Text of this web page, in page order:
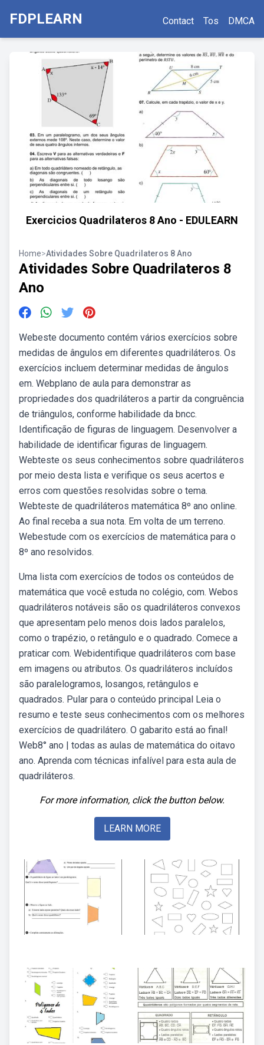
FDPLEARN Contact Tos DMCA
Exercicios Quadrilateros 8 Ano - EDULEARN
Home>Atividades Sobre Quadrilateros 8 Ano
Atividades Sobre Quadrilateros 8
Ano
Webeste documento contém vários exercícios sobre
medidas de ângulos em diferentes quadriláteros. Os
exercícios incluem determinar medidas de ângulos
em. Webplano de aula para demonstrar as
propriedades dos quadriláteros a partir da congruência
de triângulos, conforme habilidade da bncc.
Identificação de figuras de linguagem. Desenvolver a
habilidade de identificar figuras de linguagem.
Webteste os seus conhecimentos sobre quadriláteros
por meio desta lista e verifique os seus acertos e
erros com questões resolvidas sobre o tema.
Webteste de quadriláteros matemática 8º ano online.
Ao final receba a sua nota. Em volta de um terreno.
Webestude com os exercícios de matemática para o
8º ano resolvidos.
Uma lista com exercícios de todos os conteúdos de
matemática que você estuda no colégio, com. Webos
quadriláteros notáveis são os quadriláteros convexos
que apresentam pelo menos dois lados paralelos,
como o trapézio, o retângulo e o quadrado. Comece a
praticar com. Webidentifique quadriláteros com base
em imagens ou atributos. Os quadriláteros incluídos
são paralelogramos, losangos, retângulos e
quadrados. Pular para o conteúdo principal Leia o
resumo e teste seus conhecimentos com os melhores
exercícios de quadrilátero. O gabarito está ao final!
Web8° ano | todas as aulas de matemática do oitavo
ano. Aprenda com técnicas infalível para esta aula de
quadriláteros.
For more information, click the button below.
LEARN MORE